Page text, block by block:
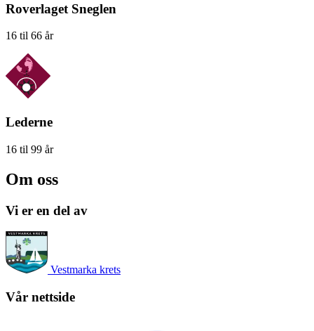
Roverlaget Sneglen
16 til 66 år
Lederne
16 til 99 år
Om oss
Vi er en del av
Vestmarka krets
Vår nettside